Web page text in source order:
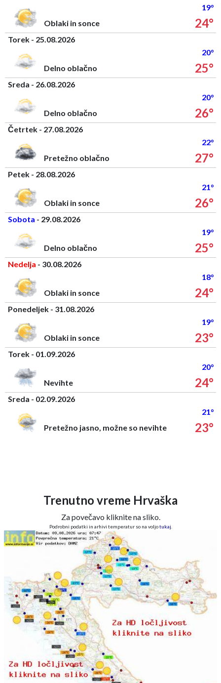
19°
Oblaki in sonce
24°
Torek - 25.08.2026
20°
Delno oblačno
25°
Sreda - 26.08.2026
20°
Delno oblačno
26°
Četrtek - 27.08.2026
22°
Pretežno oblačno
27°
Petek - 28.08.2026
21°
Oblaki in sonce
26°
Sobota - 29.08.2026
19°
Delno oblačno
25°
Nedelja - 30.08.2026
18°
Oblaki in sonce
24°
Ponedeljek - 31.08.2026
19°
Oblaki in sonce
23°
Torek - 01.09.2026
20°
Nevihte
24°
Sreda - 02.09.2026
21°
Pretežno jasno, možne so nevihte
23°
Trenutno vreme Hrvaška
Za povečavo kliknite na sliko.
Podrobni podatki in arhivi temperatur so na voljotukaj